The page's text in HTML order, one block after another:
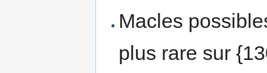
Macles
plus rare sur